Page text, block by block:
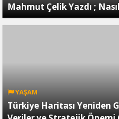
Mahmut Çelik Yazdı ;
YAŞAM
Türkiye Haritası Yeniden